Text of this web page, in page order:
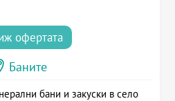
офертата
Баните
бани и закуски в село